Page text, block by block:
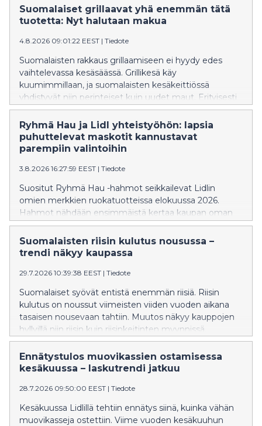
juuri nyt, sillä luonnollisen satokauden aikana ne ovat
kaikkein tuoreimpia ja maukkaimpia. Kotimaiset
jopa 40 prosenttia.
Suomalaiset grillaavat yhä enemmän tätä
tuotetta: Nyt halutaan makua
4.8.2026 09:01:22 EEST | Tiedote
Suomalaisten rakkaus grillaamiseen ei hyydy edes
vaihtelevassa kesäsäässä. Grillikesä käy
kuumimmillaan, ja suomalaisten kesäkeittiössä
yhdistyvät niin perinteiset kuin uudet maut. Erityisesti
mausteiset makkarat ovat nousseet kesän
hittituotteeksi grilleissä.
Ryhmä Hau ja Lidl yhteistyöhön: lapsia
puhuttelevat maskotit kannustavat
parempiin valintoihin
3.8.2026 16:27:59 EEST | Tiedote
Suositut Ryhmä Hau -hahmot seikkailevat Lidlin
omien merkkien ruokatuotteissa elokuussa 2026.
Hahmot nähdään ensimmäistä kertaa kaupan oman
merkin tuotteissa, jotka täyttävät Maailman
terveysjärjestön (WHO) ravitsemuskriteerit. Lidl on
muokannut omien tuotteiden reseptejä niin, että
välipaloiksi sopivissa marjoissa ja hedelmissä. Näin Lidl
haluaa kannustaa lapsia ja vanhempia
ravitsemuksellisesti parempien vaihtoehtojen pariin.
Suomalaisten riisin kulutus nousussa –
trendi näkyy kaupassa
29.7.2026 10:39:38 EEST | Tiedote
Suomalaiset syövät entistä enemmän riisiä. Riisin
kulutus on noussut viimeisten viiden vuoden aikana
tasaisen nousevaan tahtiin. Muutos näkyy kauppojen
hyllyillä niin riisin kuin riisinkeitinten myynnissä.
Ennätystulos muovikassien ostamisessa
kesäkuussa – laskutrendi jatkuu
28.7.2026 09:50:00 EEST | Tiedote
Kesäkuussa Lidlillä tehtiin ennätys siinä, kuinka vähän
muovikasseja ostettiin. Viime vuoden kesäkuuhun